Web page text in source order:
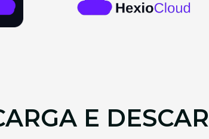
E